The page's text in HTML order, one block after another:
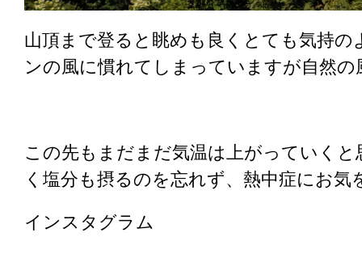
山頂まで登ると眺めも良くとても気持
ンの風に慣れてしまっていますが自然
この先もまだまだ気温は上がっていく
く塩分も摂るのを忘れず、熱中症にお気
インスタグラム